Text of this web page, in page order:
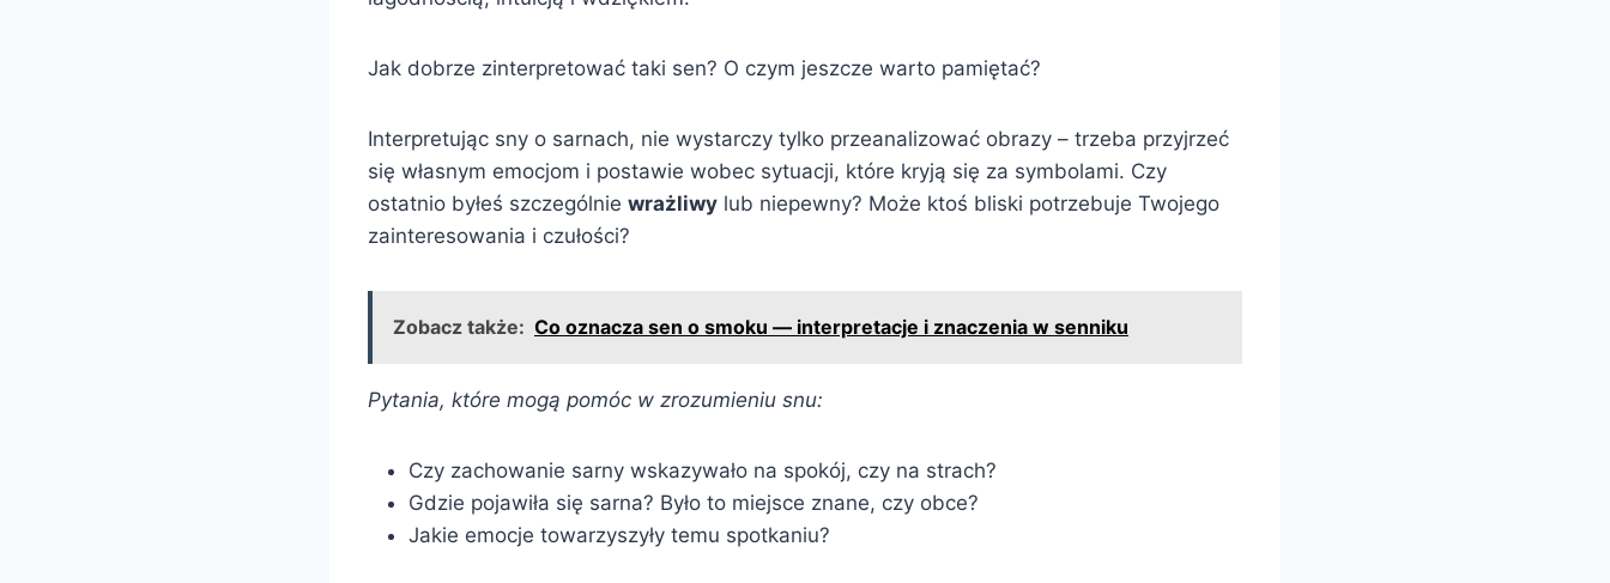
Jak dobrze zinterpretować taki sen? O czym jeszcze warto pamiętać?
Interpretując sny o sarnach, nie wystarczy tylko przeanalizować obrazy – trzeba przyjrzeć
się własnym emocjom i postawie wobec sytuacji, które kryją się za symbolami. Czy
ostatnio byłeś szczególnie wrażliwy lub niepewny? Może ktoś bliski potrzebuje Twojego
zainteresowania i czułości?
Zobacz także: Co oznacza sen o smoku — interpretacje i znaczenia w senniku
Pytania, które mogą pomóc w zrozumieniu snu:
Czy zachowanie sarny wskazywało na spokój, czy na strach?
Gdzie pojawiła się sarna? Było to miejsce znane, czy obce?
Jakie emocje towarzyszyły temu spotkaniu?